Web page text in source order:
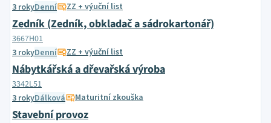
3 rokyDenní ZZ + výuční list
Zedník (Zedník, obkladač a sádrokartonář)
3667H01
3 rokyDenní ZZ + výuční list
Nábytkářská a dřevařská výroba
3342L51
3 rokyDálková Maturitní zkouška
Stavební provoz